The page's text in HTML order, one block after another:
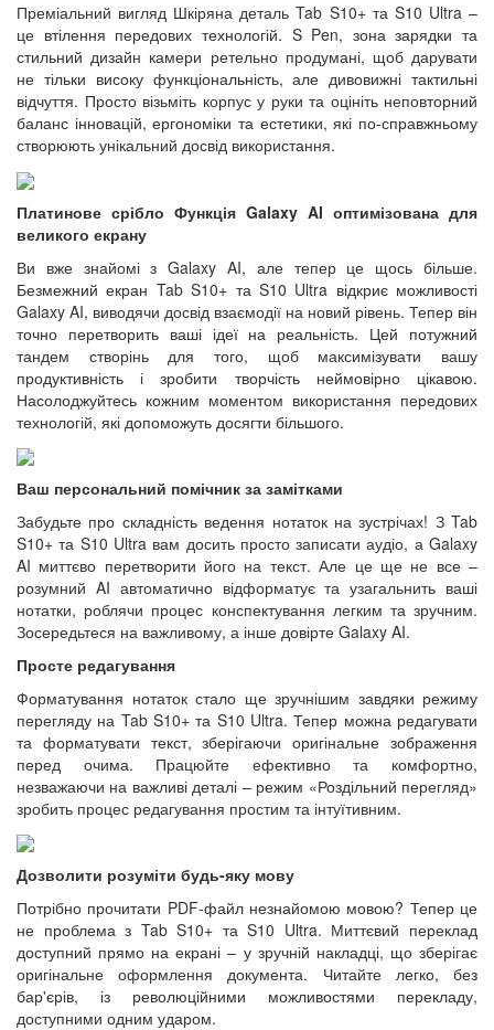
Преміальний вигляд Шкіряна деталь Tab S10+ та S10 Ultra –
це втілення передових технологій. S Pen, зона зарядки та
стильний дизайн камери ретельно продумані, щоб дарувати
не тільки високу функціональність, але дивовижні тактильні
відчуття. Просто візьміть корпус у руки та оцініть неповторний
баланс інновацій, ергономіки та естетики, які по-справжньому
створюють унікальний досвід використання.
Платинове срібло Функція Galaxy AI оптимізована для
великого екрану
Ви вже знайомі з Galaxy AI, але тепер це щось більше.
Безмежний екран Tab S10+ та S10 Ultra відкриє можливості
Galaxy AI, виводячи досвід взаємодії на новий рівень. Тепер він
точно перетворить ваші ідеї на реальність. Цей потужний
тандем створінь для того, щоб максимізувати вашу
продуктивність і зробити творчість неймовірно цікавою.
Насолоджуйтесь кожним моментом використання передових
технологій, які допоможуть досягти більшого.
Ваш персональний помічник за замітками
Забудьте про складність ведення нотаток на зустрічах! З Tab
S10+ та S10 Ultra вам досить просто записати аудіо, а Galaxy
AI миттєво перетворити його на текст. Але це ще не все –
розумний AI автоматично відформатує та узагальнить ваші
нотатки, роблячи процес конспектування легким та зручним.
Зосередьтеся на важливому, а інше довірте Galaxy AI.
Просте редагування
Форматування нотаток стало ще зручнішим завдяки режиму
перегляду на Tab S10+ та S10 Ultra. Тепер можна редагувати
та форматувати текст, зберігаючи оригінальне зображення
перед очима. Працюйте ефективно та комфортно,
незважаючи на важливі деталі – режим «Роздільний перегляд»
зробить процес редагування простим та інтуїтивним.
Дозволити розуміти будь-яку мову
Потрібно прочитати PDF-файл незнайомою мовою? Тепер це
не проблема з Tab S10+ та S10 Ultra. Миттєвий переклад
доступний прямо на екрані – у зручній накладці, що зберігає
оригінальне оформлення документа. Читайте легко, без
бар'єрів, із революційними можливостями перекладу,
доступними одним ударом.